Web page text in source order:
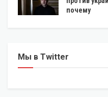
почему
Мы в Twitter